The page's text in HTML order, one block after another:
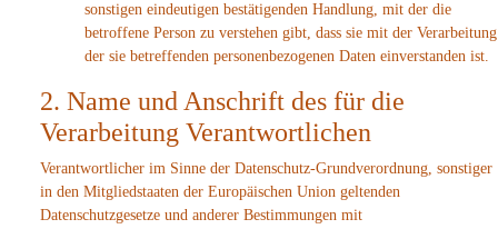
sonstigen eindeutigen bestätigenden Handlung, mit der die
betroffene Person zu verstehen gibt, dass sie mit der Verarbeitung
der sie betreffenden personenbezogenen Daten einverstanden ist.
2. Name und Anschrift des für die
Verarbeitung Verantwortlichen
Verantwortlicher im Sinne der Datenschutz-Grundverordnung, sonstiger
in den Mitgliedstaaten der Europäischen Union geltenden
Datenschutzgesetze und anderer Bestimmungen mit